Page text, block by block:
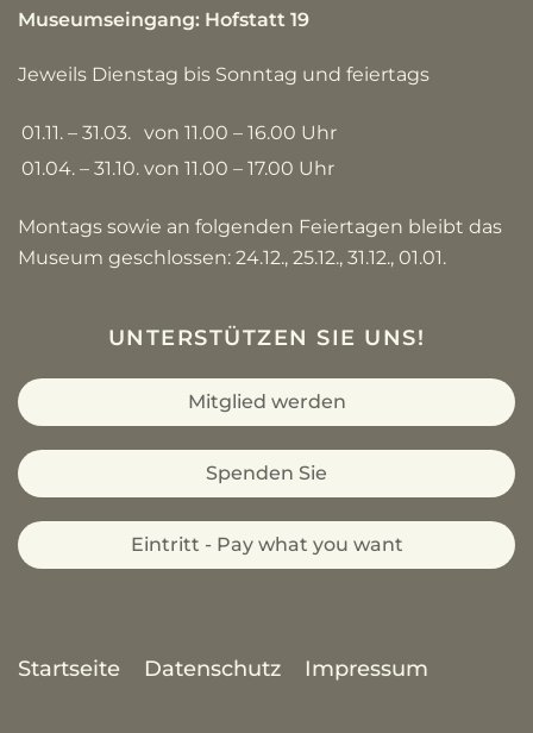
Museumseingang: Hofstatt 19
Jeweils Dienstag bis Sonntag und feiertags
01.11. – 31.03. von 11.00 – 16.00 Uhr
01.04. – 31.10. von 11.00 – 17.00 Uhr
Montags sowie an folgenden Feiertagen bleibt das
Museum geschlossen: 24.12., 25.12., 31.12., 01.01.
UNTERSTÜTZEN SIE UNS!
Mitglied werden
Spenden Sie
Eintritt - Pay what you want
Startseite Datenschutz Impressum